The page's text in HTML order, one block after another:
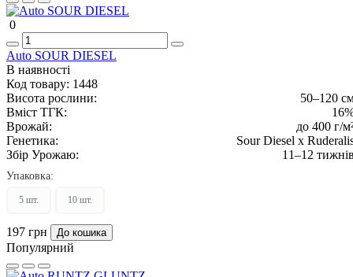
0
Auto SOUR DIESEL
В наявності
Код товару: 1448
Висота рослини:
50–120
Вміст ТГК:
Врожай:
до 400 г/
Генетика:
Sour Diesel x
Збір Урожаю:
11–12
Упаковка:
5 шт. 10 шт.
197 грн До кошика
Популярний